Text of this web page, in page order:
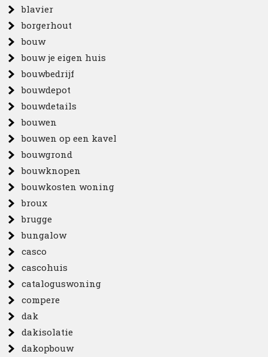
blavier
borgerhout
bouw
bouw je eigen huis
bouwbedrijf
bouwdepot
bouwdetails
bouwen
bouwen op een kavel
bouwgrond
bouwknopen
bouwkosten woning
broux
brugge
bungalow
casco
cascohuis
cataloguswoning
compere
dak
dakisolatie
dakopbouw